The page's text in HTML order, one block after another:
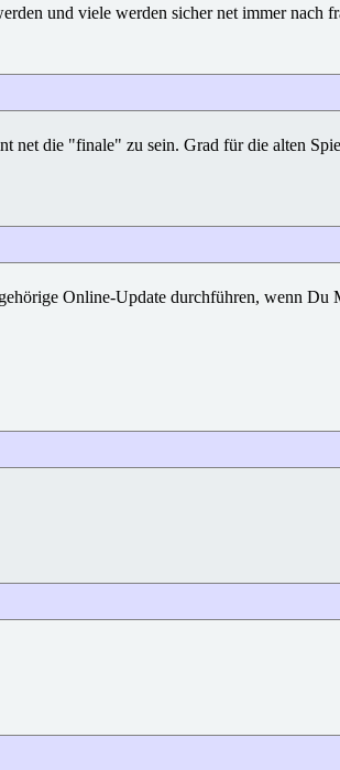
und viele werden sicher net immer nach
die "finale" zu sein. Grad für die alten
Online-Update durchführen, wenn Du